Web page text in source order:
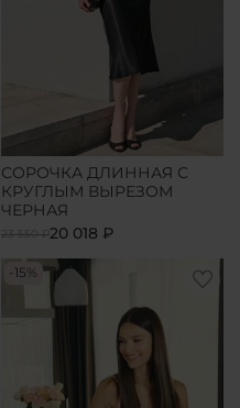
СОРОЧКА ДЛИННАЯ С
КРУГЛЫМ ВЫРЕЗОМ
ЧЕРНАЯ
23 550 ₽20 018 ₽
-15%